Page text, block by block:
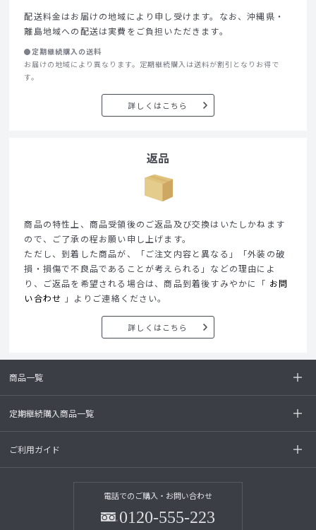
配送料金はお届けの地域により申し受けます。なお、沖縄県・
離島地域への配送は実費をご負担いただきます。
●定期継続購入の送料
お届けの地域により異なります。定期継続購入は送料が割引となりお得で
す。
詳しくはこちら
返品
商品の特性上、商品受領後のご返品及び交換はいたしかねます
ので、ご了承の程お願い申し上げます。
ただし、到着した商品が、「ご注文内容と異なる」「外装の破
損・損傷で不良品であることが考えられる」などの理由によ
り、ご返品を希望される場合は、商品到着後すみやかに「 お問
い合わせ 」よりご連絡ください。
詳しくはこちら
商品一覧
定期継続購入商品一覧
ご利用ガイド
電話でのご購入・お問い合わせ
0120-555-223